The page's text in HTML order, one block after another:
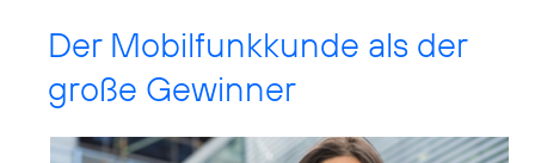
Der Mobilfunkkunde als der
große Gewinner